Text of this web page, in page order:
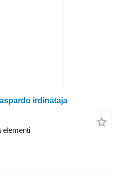
irdinātāja
elementi